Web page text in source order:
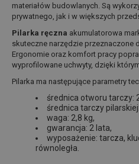
materiałów budowlanych. Są
prywatnego, jak i w większych
Pilarka ręczna akumulatorowa
skuteczne narzędzie przeznaczone
Ergonomie oraz komfort pracy
wyprofilowane uchwyty, dzięki
Pilarka ma następujące parametry
średnica otworu tarczy:
średnica tarczy
waga: 2,8 kg,
gwarancja: 2 lata,
wyposażenie: tarcza,
równoległa.